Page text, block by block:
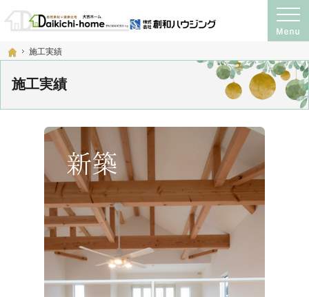
ホーム
施工実績
施工実績
プロの目線からご提案。注文住宅・新築戸建て・リフォームを手がける工務店なら
神奈川県横須賀市・宮城県仙台市の注文住宅・新築戸建て・リフォームを手がけ